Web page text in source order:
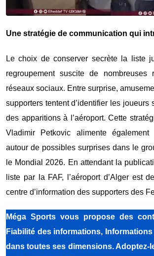
Une stratégie de communication qui
Le choix de conserver secrète la liste
regroupement suscite de nombreuses
réseaux sociaux. Entre surprise,
supporters tentent d’identifier les joueurs
des apparitions à l’aéroport. Cette
Vladimir Petkovic alimente également
autour de possibles surprises dans le
le Mondial 2026. En attendant la
liste par la FAF, l’aéroport d’Alger est
centre d’information des supporters des
Méga Sports vous propose des
Fiabilité des informations,
dans toutes ses dimensions. Adoptez-